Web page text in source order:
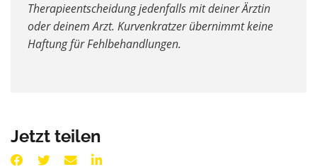
Therapieentscheidung jedenfalls mit deiner Ärztin
oder deinem Arzt. Kurvenkratzer übernimmt keine
Haftung für Fehlbehandlungen.
Jetzt teilen